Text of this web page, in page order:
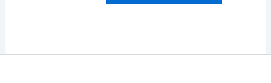
producto
variantes.